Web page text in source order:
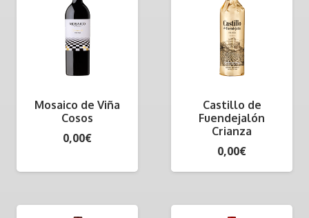
Mosaico de Viña
Cosos
0,00€
Castillo de
Fuendejalón
Crianza
0,00€